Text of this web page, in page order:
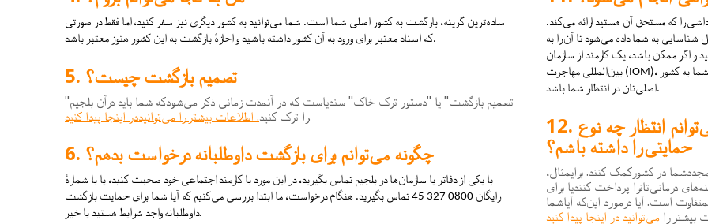
ساده‌ترین گزینه، بازگشت به کشور اصلی شما است. شما می‌توانید به کشور دیگری نیز سفر کنید، اما فقط در صورتی
که اسناد معتبر برای ورود به آن کشور داشته باشید و اجازهٔ بازگشت به این کشور هنوز معتبر باشد.
تصمیم بازگشت چیست؟
" تصمیم بازگشت" یا "دستور ترک خاک" سندیاست که در آنمدت زمانی ذکر میشودکه شما باید درآن بلجیم
را ترک کنید. اطلاعات بیشتر را میتوانیددر اینجا پیدا کنید .
چگونه می‌توانم برای بازگشت داوطلبانه درخواست بدهم؟
با یکی از دفاتر یا سازمان‌ها در بلجیم تماس بگیرید، در این مورد با کارمند اجتماعی خود صحبت کنید، یا با شمارهٔ
رایگان 0800 327 45 تماس بگیرید. هنگام درخواست، ما ابتدا بررسی می‌کنیم که آیا شما برای حمایت بازگشت
داوطلبانه واجد شرایط هستید یا خیر.
را که مستحق آن هستید ارائه می‌کند.
به شما داده می‌شود تا آن را به
و اگر ممکن باشد، یک کارمند از سازمان
بین‌المللی مهاجرت (IOM)، کاریتاس انترنشنل یا یک شریک محلی دیگر می‌تواند هنگام رسیدن شما به کشور
اصلی‌تان در انتظار شما باشد.
انتظار چه نوع
حمایتی را داشته باشم؟
مجددشما در کشورکمک کنند. برایمثال،
های درمانیتانرا پرداخت کنندیا برای
است. آیا درمورد اینکه آیاشما
بیشتر را میتوانید در اینجا پیدا کنید